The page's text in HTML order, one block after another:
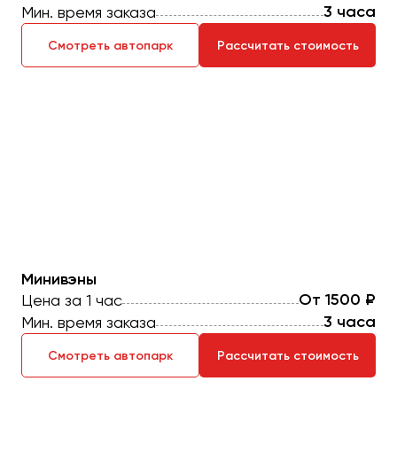
Мин. время заказа 3 часа
Смотреть автопарк Рассчитать стоимость
Минивэны
Цена за 1 час От 1500 ₽
Мин. время заказа 3 часа
Смотреть автопарк Рассчитать стоимость
Иваново
Ижевск
Краснодар
Красноярск
Курган